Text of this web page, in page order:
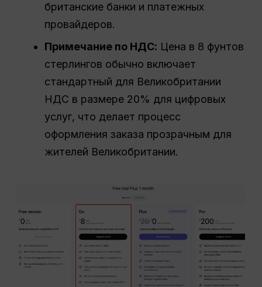
британские банки и платежных
провайдеров.
Примечание по НДС: Цена в 8 фунтов
стерлингов обычно включает
стандартный для Великобритании
НДС в размере 20% для цифровых
услуг, что делает процесс
оформления заказа прозрачным для
жителей Великобритании.